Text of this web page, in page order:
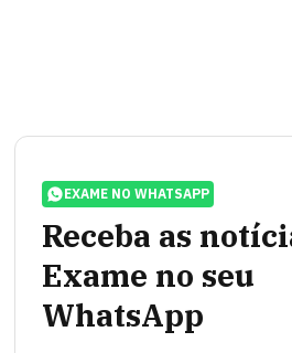
EXAME NO WHATSAPP
Receba as
Exame no seu
WhatsApp